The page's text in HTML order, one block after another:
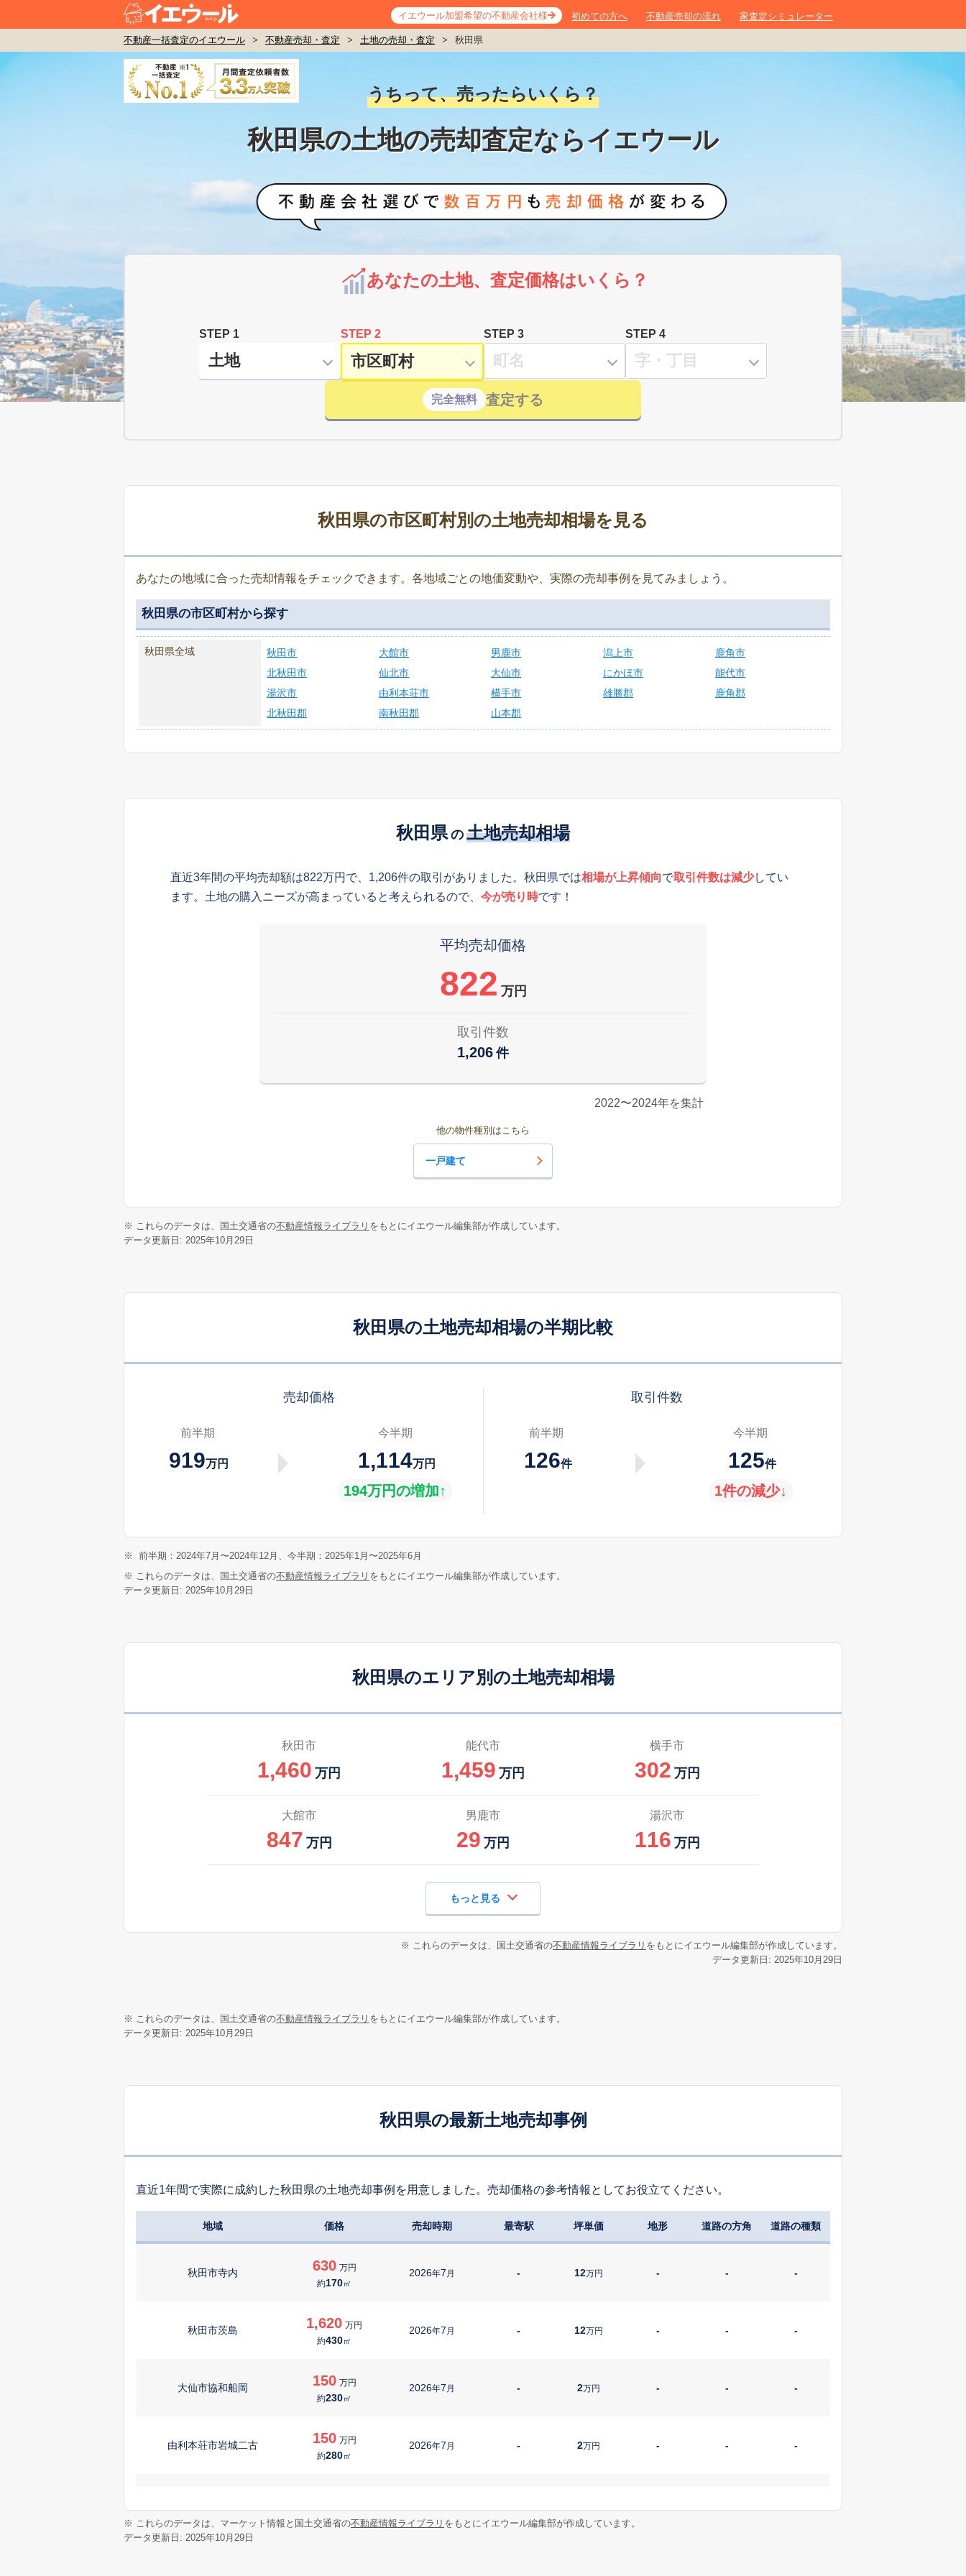
イエウール加盟希望の不動産会社様 初めての方へ 不動産売却の流れ 家査定シミュレーター
不動産一括査定のイエウール > 不動産売却・査定 > 土地の売却・査定 > 秋田県
うちって、売ったらいくら？
秋田県の土地の売却査定ならイエウール
あなたの土地、査定価格はいくら？
STEP 1 STEP 2 STEP 3 STEP 4
完全無料 査定する
秋田県の市区町村別の土地売却相場を見る
あなたの地域に合った売却情報をチェックできます。各地域ごとの地価変動や、実際の売却事例を見てみましょう。
秋田県の市区町村から探す
秋田県全域 秋田市 大館市 男鹿市 潟上市
鹿角市
北秋田市
仙北市 大仙市 にかほ市
能代市
湯沢市
由利本荘市 横手市 雄勝郡
鹿角郡
北秋田郡
南秋田郡 山本郡
秋田県 の 土地売却相場
直近3年間の平均売却額は822万円で、1,206件の取引がありました。秋田県では相場が上昇傾向で取引件数は減少してい
ます。土地の購入ニーズが高まっていると考えられるので、 今が売り時です！
平均売却価格
822 万円
取引件数
1,206 件
2022〜2024年を集計
他の物件種別はこちら
一戸建て
※ これらのデータは、国土交通省の不動産情報ライブラリ をもとにイエウール編集部が作成しています。
データ更新日: 2025年10月29日
秋田県の土地売却相場の半期比較
売却価格
前半期
919万円
今半期
1,114万円
194万円の増加↑
取引件数
前半期
126件
今半期
125件
1件の減少↓
※
前半期：2024年7月〜2024年12月、今半期：2025年1月〜2025年6月
※ これらのデータは、国土交通省の不動産情報ライブラリ をもとにイエウール編集部が作成しています。
データ更新日: 2025年10月29日
秋田県のエリア別の土地売却相場
秋田市
1,460 万円
能代市
1,459 万円
横手市
302 万円
大館市
847 万円
男鹿市
29 万円
湯沢市
116 万円
もっと見る
※ これらのデータは、国土交通省の不動産情報ライブラリ をもとにイエウール編集部が作成しています。
データ更新日: 2025年10月29日
※ これらのデータは、国土交通省の不動産情報ライブラリ をもとにイエウール編集部が作成しています。
データ更新日: 2025年10月29日
秋田県の最新土地売却事例
直近1年間で実際に成約した秋田県の土地売却事例を用意しました。売却価格の参考情報としてお役立てください。
地域 価格 売却時期 最寄駅 坪単価 地形 道路の方角 道路の種類
秋田市寺内 630 万円
約170㎡
2026年7 月 - 12万円 - - -
秋田市茨島 1,620 万円
約430㎡
2026年7 月 - 12万円 - - -
大仙市協和船岡 150 万円
約230㎡
2026年7 月 - 2万円 - - -
由利本荘市岩城二古 150 万円
約280㎡
2026年7 月 - 2万円 - - -
240
※ これらのデータは、マーケット情報と国土交通省の不動産情報ライブラリ をもとにイエウール編集部が作成しています。
データ更新日: 2025年10月29日